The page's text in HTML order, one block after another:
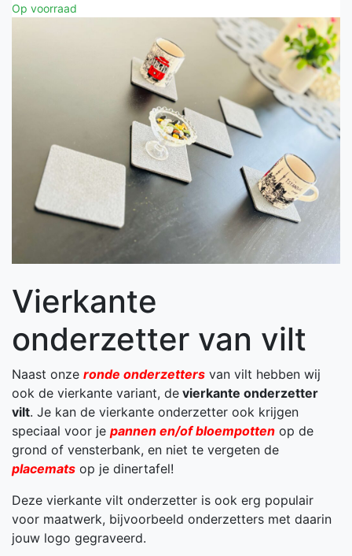
Op voorraad
Vierkante
onderzetter van vilt
Naast onze ronde onderzetters van vilt hebben wij
ook de vierkante variant, de vierkante onderzetter
vilt. Je kan de vierkante onderzetter ook krijgen
speciaal voor je pannen en/of bloempotten op de
grond of vensterbank, en niet te vergeten de
placemats op je dinertafel!
Deze vierkante vilt onderzetter is ook erg populair
voor maatwerk, bijvoorbeeld onderzetters met daarin
jouw logo gegraveerd.